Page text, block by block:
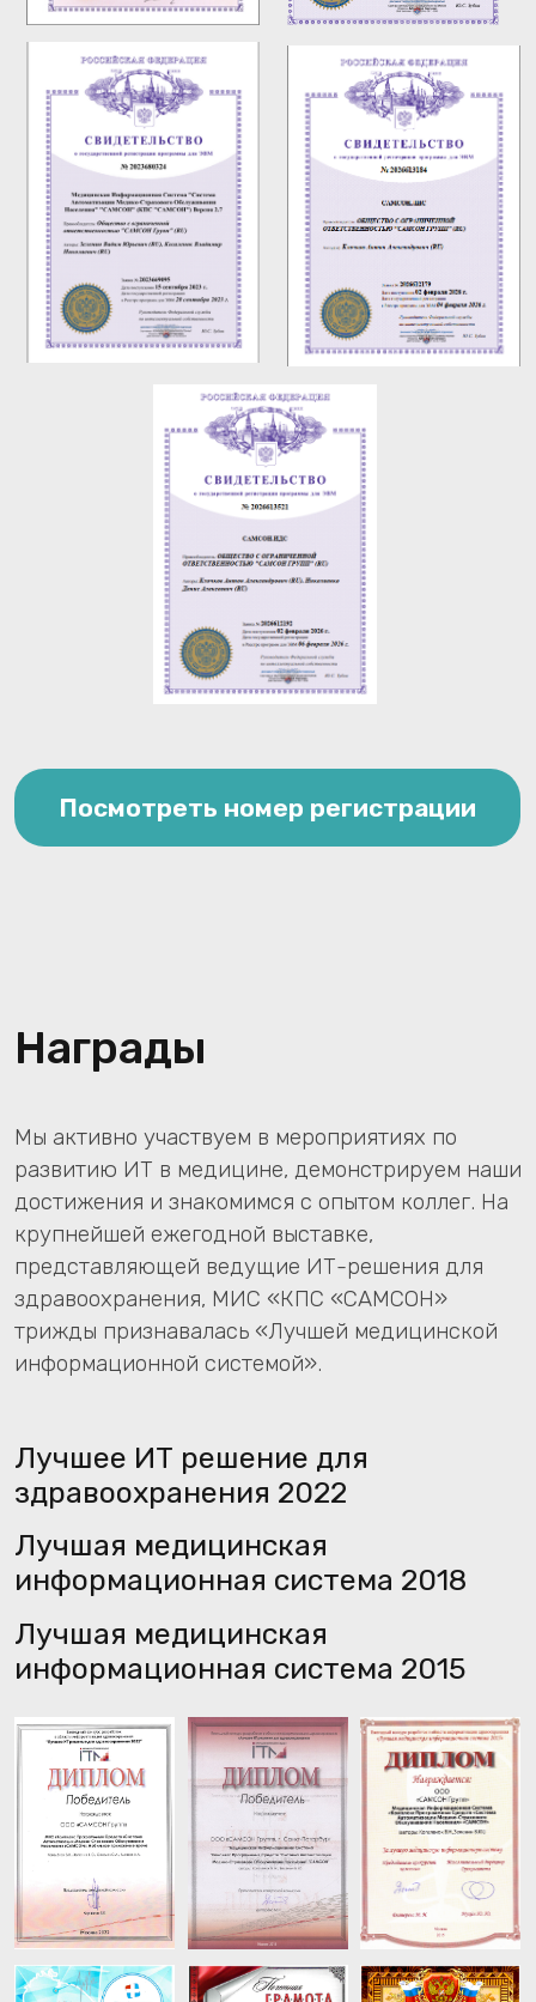
Помимо этого, мы получили ряд наград за
активное участие в развитии отрасли, включая
признание за инновации, внедрение
передовых технологий и вклад в
цифровизацию здравоохранения.
Напишите нам — и мы
поможем выбрать
идеальное решение
для ваших задач!
Оставьте свои контактные данные, и наш
которое точно соответствует вашим
потребностям и целям.
Я соглашаюсь с обработкой персональных
Отправить
Где работаем
МИС «КПС «САМСОН» широко представлена в
разными типами учреждений здравоохранения.
Система может быть адаптирована под
конкретного учреждения.
Благодаря использованию современных
технологий и гибкости нашей системы, мы
можем успешно реализовывать проекты разной
сложности и масштаба.
Саратовская область
Мурманская область
Забайкальский край
ДНР